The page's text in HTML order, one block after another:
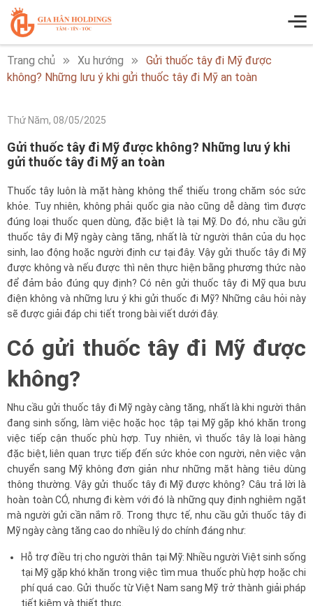
Trang chủ Xu hướng
Gửi thuốc tây đi Mỹ được
không? Những lưu ý khi gửi thuốc tây đi Mỹ an toàn
Thứ Năm, 08/05/2025
Gửi thuốc tây đi Mỹ được không? Những lưu ý khi
gửi thuốc tây đi Mỹ an toàn
Thuốc tây luôn là mặt hàng không thể thiếu trong chăm sóc sức
khỏe. Tuy nhiên, không phải quốc gia nào cũng dễ dàng tìm được
đúng loại thuốc quen dùng, đặc biệt là tại Mỹ. Do đó, nhu cầu gửi
thuốc tây đi Mỹ ngày càng tăng, nhất là từ người thân của du học
sinh, lao động hoặc người định cư tại đây. Vậy gửi thuốc tây đi Mỹ
được không và nếu được thì nên thực hiện bằng phương thức nào
để đảm bảo đúng quy định? Có nên gửi thuốc tây đi Mỹ qua bưu
điện không và những lưu ý khi gửi thuốc đi Mỹ? Những câu hỏi này
sẽ được giải đáp chi tiết trong bài viết dưới đây.
Có gửi thuốc tây đi Mỹ được
không?
Nhu cầu gửi thuốc tây đi Mỹ ngày càng tăng, nhất là khi người thân
đang sinh sống, làm việc hoặc học tập tại Mỹ gặp khó khăn trong
việc tiếp cận thuốc phù hợp. Tuy nhiên, vì thuốc tây là loại hàng
đặc biệt, liên quan trực tiếp đến sức khỏe con người, nên việc vận
chuyển sang Mỹ không đơn giản như những mặt hàng tiêu dùng
thông thường. Vậy gửi thuốc tây đi Mỹ được không? Câu trả lời là
hoàn toàn CÓ, nhưng đi kèm với đó là những quy định nghiêm ngặt
mà người gửi cần nắm rõ. Trong thực tế, nhu cầu gửi thuốc tây đi
Mỹ ngày càng tăng cao do nhiều lý do chính đáng như:
Hỗ trợ điều trị cho người thân tại Mỹ: Nhiều người Việt sinh sống
tại Mỹ gặp khó khăn trong việc tìm mua thuốc phù hợp hoặc chi
phí quá cao. Gửi thuốc từ Việt Nam sang Mỹ trở thành giải pháp
tiết kiệm và thiết thực.